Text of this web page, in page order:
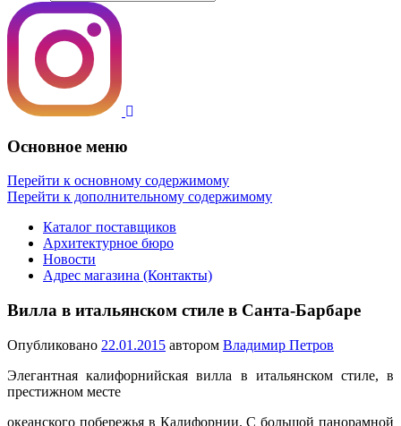
Основное меню
Перейти к основному содержимому
Перейти к дополнительному содержимому
Каталог поставщиков
Архитектурное бюро
Новости
Адрес магазина (Контакты)
Вилла в итальянском стиле в Санта-Барбаре
Опубликовано 22.01.2015 автором Владимир Петров
Элегантная калифорнийская вилла в итальянском стиле, в
престижном месте
океанского побережья в Калифорнии. С большой панорамной